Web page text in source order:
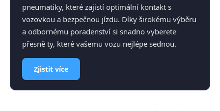
pneumatiky, které zajistí optimální kontakt s
vozovkou a bezpečnou jízdu. Díky širokému výběru
a odbornému poradenství si snadno vyberete
přesně ty, které vašemu vozu nejlépe sednou.
Zjistit více